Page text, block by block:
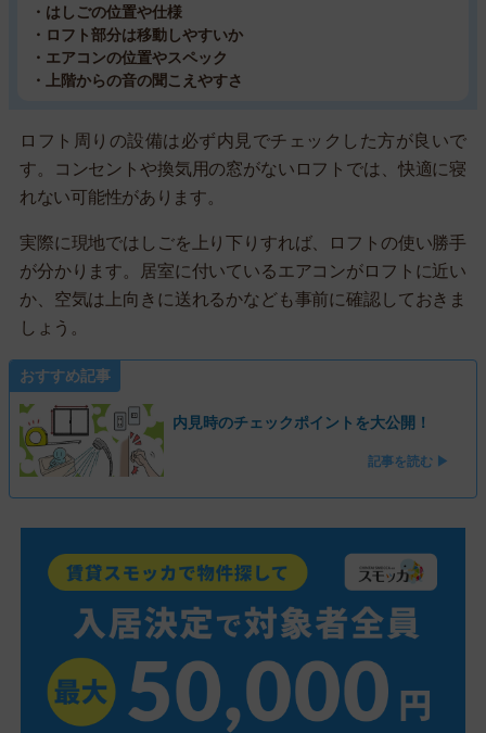
・はしごの位置や仕様
・ロフト部分は移動しやすいか
・エアコンの位置やスペック
・上階からの音の聞こえやすさ
ロフト周りの設備は必ず内見でチェックした方が良いで
す。コンセントや換気用の窓がないロフトでは、快適に寝
れない可能性があります。
実際に現地ではしごを上り下りすれば、ロフトの使い勝手
が分かります。居室に付いているエアコンがロフトに近い
か、空気は上向きに送れるかなども事前に確認しておきま
しょう。
おすすめ記事
内見時のチェックポイントを大公開！
記事を読む ▶